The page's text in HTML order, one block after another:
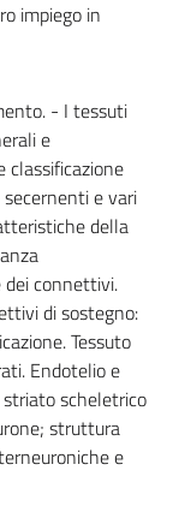
impiego in
- I tessuti
e
classificazione
e vari
della
connettivi.
di sostegno:
Tessuto
Endotelio e
scheletrico
struttura
e